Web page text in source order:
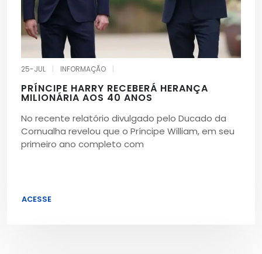
25-JUL INFORMAÇÃO
PRÍNCIPE HARRY RECEBERÁ HERANÇA
MILIONÁRIA AOS 40 ANOS
No recente relatório divulgado pelo Ducado da
Cornualha revelou que o Príncipe William, em seu
primeiro ano completo com
ACESSE